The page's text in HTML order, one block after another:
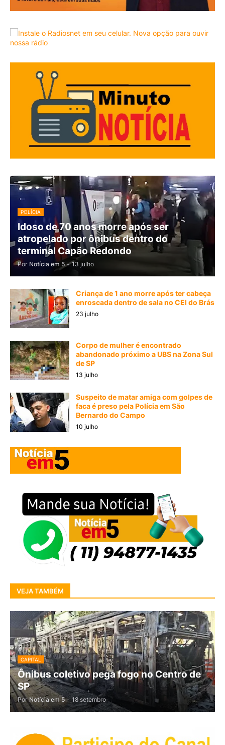
POLÍCIA
Idoso de 70 anos morre após ser
atropelado por ônibus dentro do
terminal Capão Redondo
Por Notícia em 5 - 13 julho
Criança de 1 ano morre após ter cabeça
enroscada dentro de sala no CEI do Brás
23 julho
Corpo de mulher é encontrado
abandonado próximo a UBS na Zona Sul
de SP
13 julho
Suspeito de matar amiga com golpes de
faca é preso pela Polícia em São
Bernardo do Campo
10 julho
VEJA TAMBÉM
CAPITAL
Ônibus coletivo pega fogo no Centro de
SP
Por Notícia em 5 - 18 setembro